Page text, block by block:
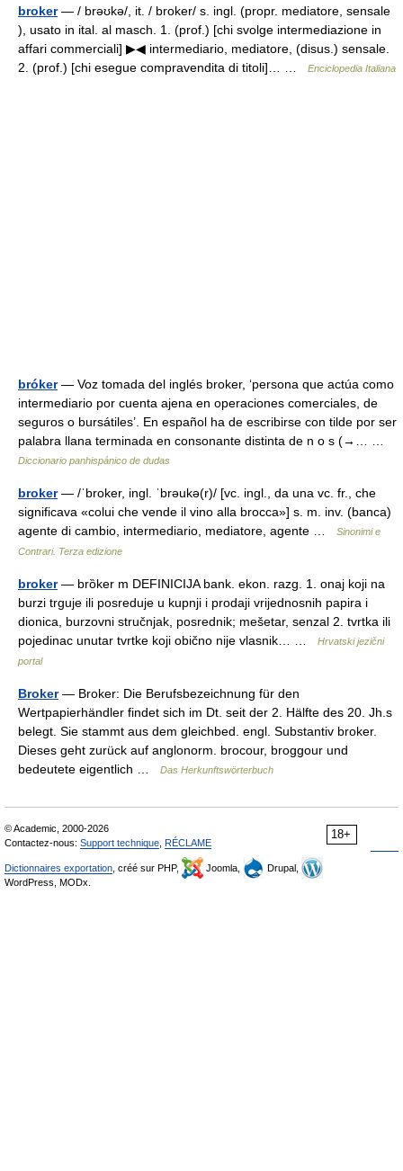
broker— / brəʊkə/, it. / broker/ s. ingl. (propr. mediatore, sensale
), usato in ital. al masch. 1. (prof.) [chi svolge intermediazione in
affari commerciali] ▶◀ intermediario, mediatore, (disus.) sensale.
2. (prof.) [chi esegue compravendita di titoli]… …
Enciclopedia Italiana
bróker— Voz tomada del inglés broker, ‘persona que actúa como
intermediario por cuenta ajena en operaciones comerciales, de
seguros o bursátiles’. En español ha de escribirse con tilde por ser
palabra llana terminada en consonante distinta de n o s (→… …
Diccionario panhispánico de dudas
broker— /ˈbroker, ingl. ˈbrəukə(r)/ [vc. ingl., da una vc. fr., che
significava «colui che vende il vino alla brocca»] s. m. inv. (banca)
agente di cambio, intermediario, mediatore, agente …
Sinonimi e
Contrari. Terza edizione
broker— brȍker m DEFINICIJA bank. ekon. razg. 1. onaj koji na
burzi trguje ili posreduje u kupnji i prodaji vrijednosnih papira i
dionica, burzovni stručnjak, posrednik; mešetar, senzal 2. tvrtka ili
pojedinac unutar tvrtke koji obično nije vlasnik… …
Hrvatski jezični
portal
Broker— Broker: Die Berufsbezeichnung für den
Wertpapierhändler findet sich im Dt. seit der 2. Hälfte des 20. Jh.s
belegt. Sie stammt aus dem gleichbed. engl. Substantiv broker.
Dieses geht zurück auf anglonorm. brocour, broggour und
bedeutete eigentlich …
Das Herkunftswörterbuch
18+
© Academic, 2000-2026
Contactez-nous: Support technique RÉCLAME
Dictionnaires exportation , créé sur PHP, Joomla,
Drupal,
WordPress, MODx.